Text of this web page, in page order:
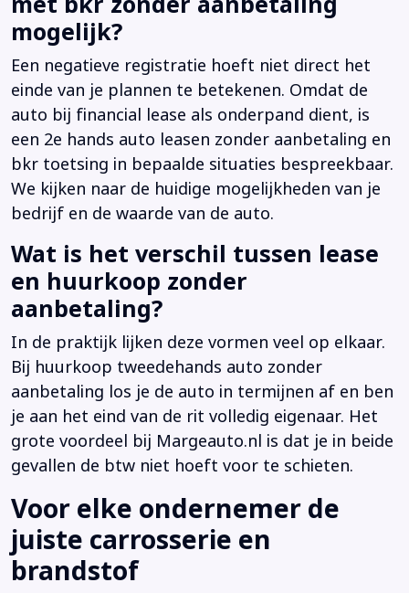
mogelijk?
Een negatieve registratie hoeft niet direct het
einde van je plannen te betekenen. Omdat de
auto bij financial lease als onderpand dient, is
een 2e hands auto leasen zonder aanbetaling en
bkr toetsing in bepaalde situaties bespreekbaar.
We kijken naar de huidige mogelijkheden van je
bedrijf en de waarde van de auto.
Wat is het verschil tussen lease
en huurkoop zonder
aanbetaling?
In de praktijk lijken deze vormen veel op elkaar.
Bij huurkoop tweedehands auto zonder
aanbetaling los je de auto in termijnen af en ben
je aan het eind van de rit volledig eigenaar. Het
grote voordeel bij Margeauto.nl is dat je in beide
gevallen de btw niet hoeft voor te schieten.
Voor elke ondernemer de
juiste carrosserie en
brandstof